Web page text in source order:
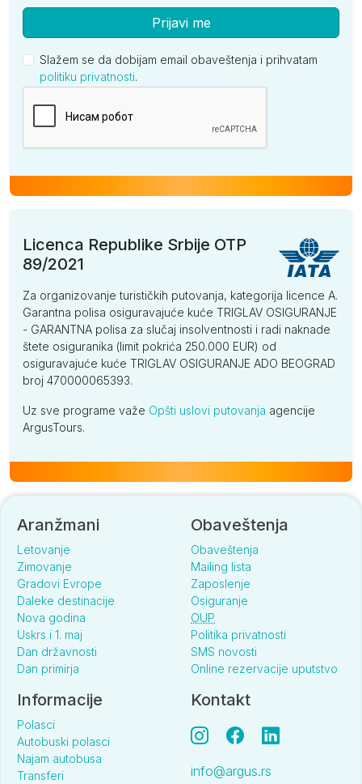
Prijavi me
Slažem se da dobijam email obaveštenja i prihvatam
politiku privatnosti.
Licenca Republike Srbije OTP
89/2021
Za organizovanje turističkih putovanja, kategorija licence A.
Garantna polisa osiguravajuće kuće TRIGLAV OSIGURANJE
- GARANTNA polisa za slučaj insolventnosti i radi naknade
štete osiguranika (limit pokrića 250.000 EUR) od
osiguravajuće kuće TRIGLAV OSIGURANJE ADO BEOGRAD
broj 470000065393.
Uz sve programe važe Opšti uslovi putovanja agencije
ArgusTours.
Aranžmani
Letovanje
Zimovanje
Gradovi Evrope
Daleke destinacije
Nova godina
Uskrs i 1. maj
Dan državnosti
Dan primirja
Obaveštenja
Obaveštenja
Mailing lista
Zaposlenje
Osiguranje
OUP
Politika privatnosti
SMS novosti
Online rezervacije uputstvo
Informacije
Polasci
Autobuski polasci
Najam autobusa
Transferi
Kontakt
info@argus.rs